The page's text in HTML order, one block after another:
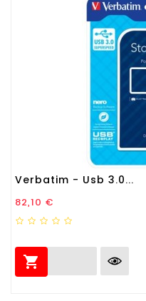
Verbatim - Usb 3.0...
Prezzo
82,10 €
